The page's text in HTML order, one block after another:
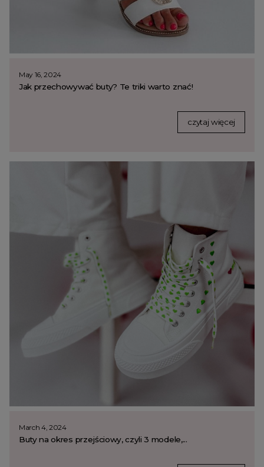
May 16, 2024
Jak przechowywać buty? Te triki warto znać!
czytaj więcej
March 4, 2024
Buty na okres przejściowy, czyli 3 modele,...